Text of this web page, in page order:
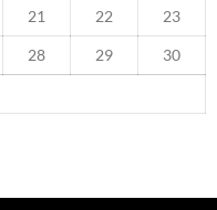
21 22 23
28 29 30